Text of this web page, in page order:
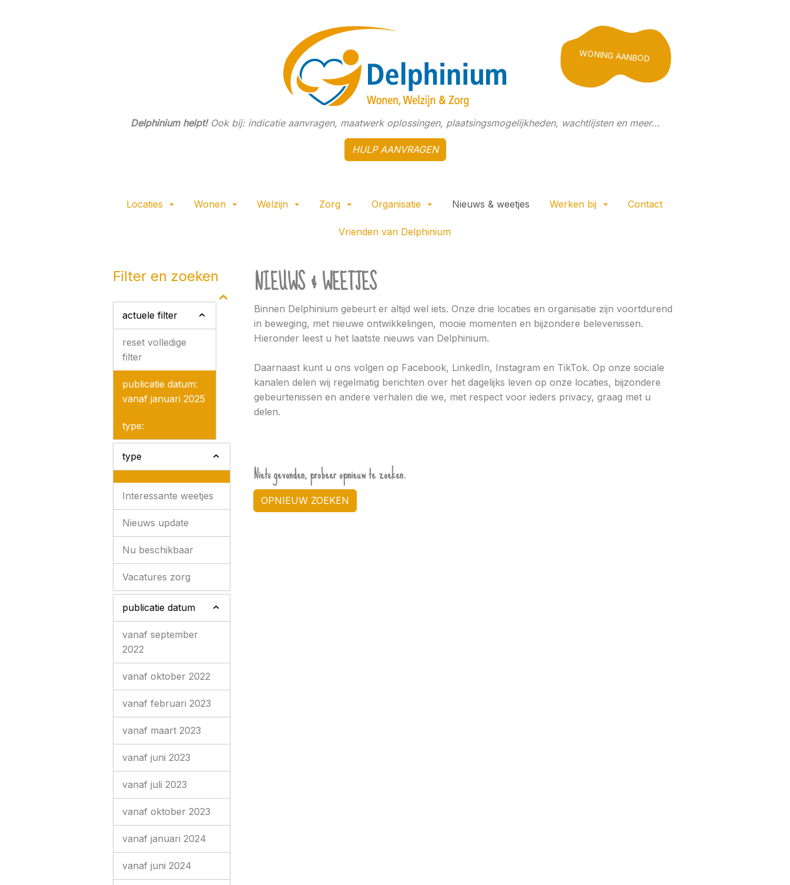
WONING AANBOD
Delphinium helpt! Ook bij: indicatie aanvragen, maatwerk oplossingen, plaatsingsmogelijkheden, wachtlijsten en meer...
HULP AANVRAGEN
Locaties Wonen Welzijn Zorg Organisatie Nieuws & weetjes Werken bij Contact
Vrienden van Delphinium
filter en zoeken
actuele filter
reset volledige
filter
publicatie datum:
vanaf januari 2025
type:
type
Interessante weetjes
Nieuws update
Nu beschikbaar
Vacatures zorg
publicatie datum
vanaf september
2022
vanaf oktober 2022
vanaf februari 2023
vanaf maart 2023
vanaf juni 2023
vanaf juli 2023
vanaf oktober 2023
vanaf januari 2024
vanaf juni 2024
NIEUWS & WEETJES
Binnen Delphinium gebeurt er altijd wel iets. Onze drie locaties en organisatie zijn voortdurend
in beweging, met nieuwe ontwikkelingen, mooie momenten en bijzondere belevenissen.
Hieronder leest u het laatste nieuws van Delphinium.
Daarnaast kunt u ons volgen op Facebook, LinkedIn, Instagram en TikTok. Op onze sociale
kanalen delen wij regelmatig berichten over het dagelijks leven op onze locaties, bijzondere
gebeurtenissen en andere verhalen die we, met respect voor ieders privacy, graag met u
delen.
Niets gevonden, probeer opnieuw te zoeken.
OPNIEUW ZOEKEN